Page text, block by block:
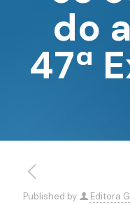
do
47ª
Published by Editora